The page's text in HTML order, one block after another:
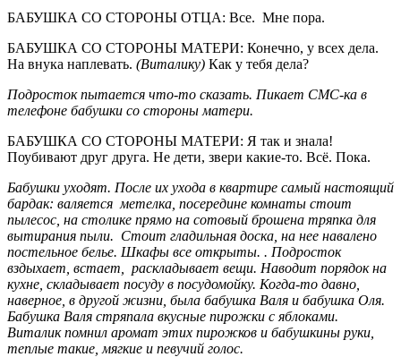
БАБУШКА СО СТОРОНЫ ОТЦА: Все. Мне пора.
БАБУШКА СО СТОРОНЫ МАТЕРИ: Конечно, у всех дела.
На внука наплевать. (Виталику) Как у тебя дела?
Подросток пытается что-то сказать. Пикает СМС-ка в
телефоне бабушки со стороны матери.
БАБУШКА СО СТОРОНЫ МАТЕРИ: Я так и знала!
Поубивают друг друга. Не дети, звери какие-то. Всё. Пока.
Бабушки уходят. После их ухода в квартире самый настоящий
бардак: валяется метелка, посередине комнаты стоит
пылесос, на столике прямо на сотовый брошена тряпка для
вытирания пыли. Стоит гладильная доска, на нее навалено
постельное белье. Шкафы все открыты. . Подросток
вздыхает, встает, раскладывает вещи. Наводит порядок на
кухне, складывает посуду в посудомойку. Когда-то давно,
наверное, в другой жизни, была бабушка Валя и бабушка Оля.
Бабушка Валя стряпала вкусные пирожки с яблоками.
Виталик помнил аромат этих пирожков и бабушкины руки,
теплые такие, мягкие и певучий голос.